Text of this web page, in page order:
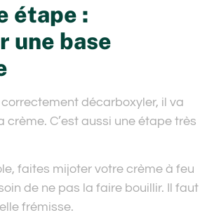
étape :
une base
décarboxyler, il va
C’est aussi une étape très
faites mijoter votre crème à feu
de ne pas la faire bouillir. Il faut
frémisse.